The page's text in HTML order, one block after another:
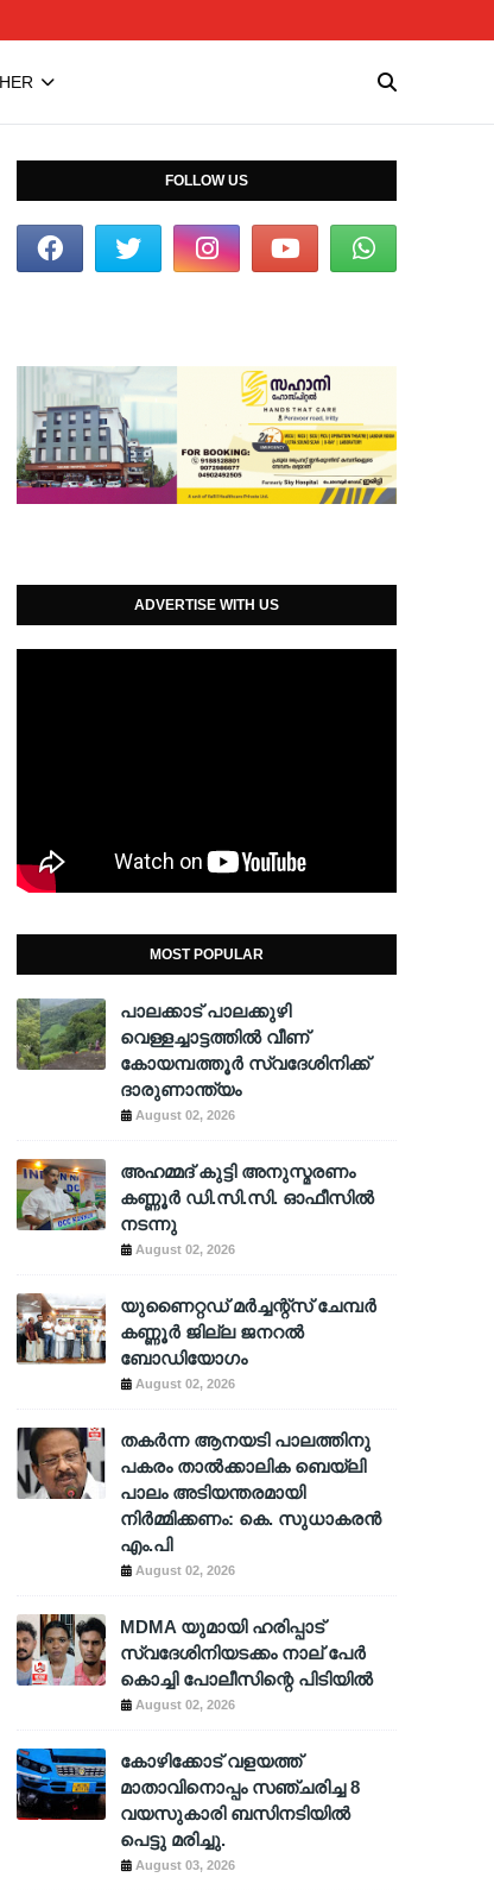
FOLLOW US
ADVERTISE WITH US
MOST POPULAR
പാലക്കാട് പാലക്കുഴി
വെള്ളച്ചാട്ടത്തില്‍ വീണ്
കോയമ്പത്തൂര്‍ സ്വദേശിനിക്ക്
ദാരുണാന്ത്യം
August 02, 2026
അഹമ്മദ് കുട്ടി അനുസ്മരണം
കണ്ണൂർ ഡി.സി.സി. ഓഫീസിൽ
നടന്നു
August 02, 2026
യുണൈറ്റഡ് മർച്ചന്റ്സ് ചേമ്പർ
കണ്ണൂർ ജില്ല ജനറൽ
ബോഡിയോഗം
August 02, 2026
തകർന്ന ആനയടി പാലത്തിനു
പകരം താൽക്കാലിക ബെയ്‌ലി
പാലം അടിയന്തരമായി
നിർമ്മിക്കണം: കെ. സുധാകരൻ
എം.പി
August 02, 2026
MDMA യുമായി ഹരിപ്പാട്
സ്വദേശിനിയടക്കം നാല് പേർ
കൊച്ചി പോലീസിന്റെ പിടിയിൽ
August 02, 2026
കോഴിക്കോട് വളയത്ത്
മാതാവിനൊപ്പം സഞ്ചരിച്ച 8
വയസുകാരി ബസിനടിയിൽ
പെട്ടു മരിച്ചു.
August 03, 2026